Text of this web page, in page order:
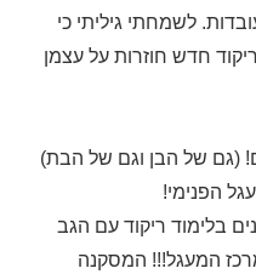
לשמחתי גיליתי כי
חדש חוזרות על עצמן
(גם של הבן וגם של הבת)
הפנימי!
בלימוד ריקוד עם הגב
המעגל!!! המסקנה